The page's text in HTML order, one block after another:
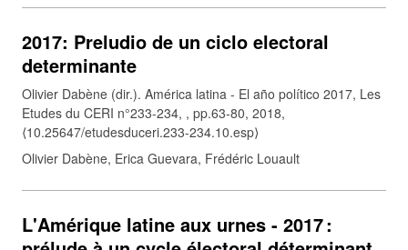
2017: Preludio de un ciclo electoral
determinante
Olivier Dabène (dir.). América latina - El año político 2017, Les
Etudes du CERI n°233-234, , pp.63-80, 2018,
⟨10.25647/etudesduceri.233-234.10.esp⟩
Olivier Dabène, Erica Guevara, Frédéric Louault
L'Amérique latine aux urnes - 2017 :